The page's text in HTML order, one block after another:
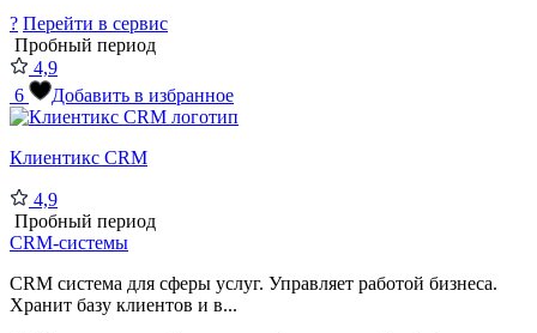
? Перейти в сервис
Пробный период
4,9
6
Добавить в избранное
Клиентикс CRM
4,9
Пробный период
CRM-системы
CRM система для сферы услуг. Управляет работой бизнеса.
Хранит базу клиентов и в...